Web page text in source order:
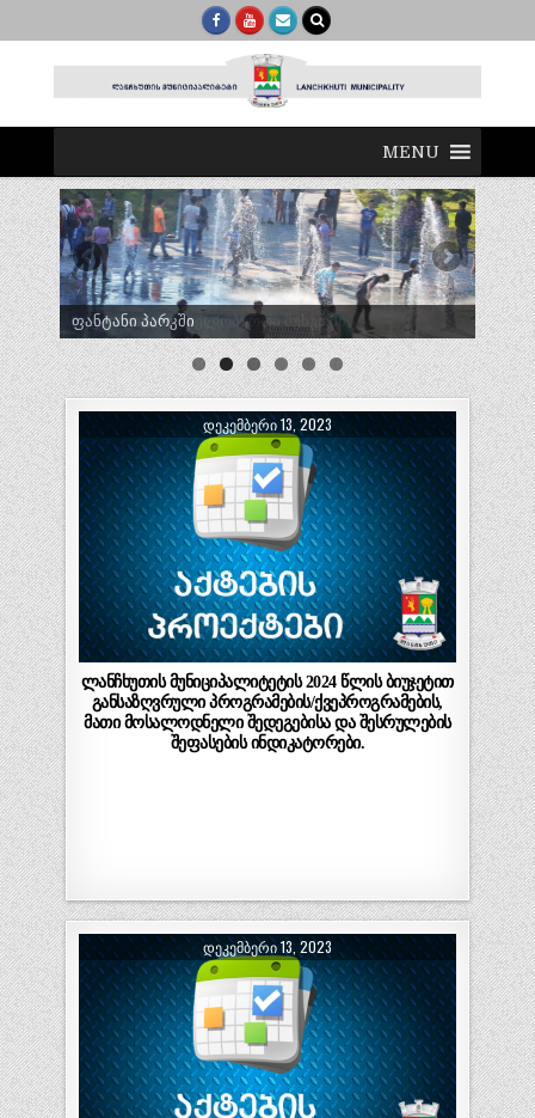
MENU
ტრადიციული ლელობურთი შუხუთში
ᲓᲔᲙᲔᲛᲑᲔᲠᲘ 13, 2023
ლანჩხუთის მუნიციპალიტეტის 2024 წლის ბიუჯეტით
განსაზღვრული პროგრამების/ქვეპროგრამების,
მათი მოსალოდნელი შედეგებისა და შესრულების
შეფასების ინდიკატორები.
ᲓᲔᲙᲔᲛᲑᲔᲠᲘ 13, 2023